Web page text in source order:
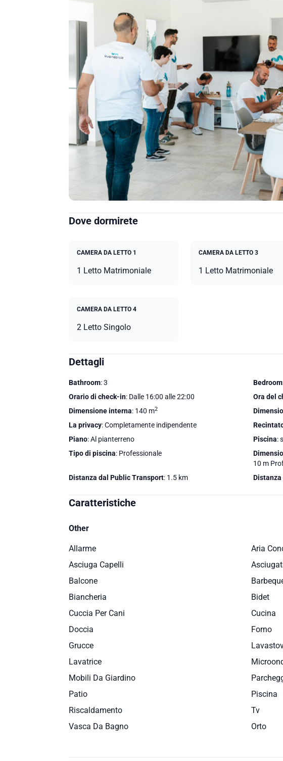
Dove dormirete
CAMERA DA LETTO 1
1 Letto Matrimoniale
CAMERA DA LETTO 3
1 Letto Matrimoniale
CAMERA DA LETTO 4
2 Letto Singolo
Dettagli
Bathroom: 3 Bedroom
Orario di check-in: Dalle 16:00 alle 22:00 Ora del
Dimensione interna: 140 m2
La privacy: Completamente indipendente
Piano: Al pianterreno Piscina:
Tipo di piscina: Professionale
10 m
Distanza dal Public Transport: 1.5 km Distanza
Caratteristiche
Other
Allarme
Aria
Asciuga Capelli
Balcone
Biancheria
Bidet
Cuccia Per Cani
Cucina
Doccia
Forno
Grucce
Lavatrice
Mobili Da Giardino
Patio
Piscina
Riscaldamento
Tv
Vasca Da Bagno
Orto